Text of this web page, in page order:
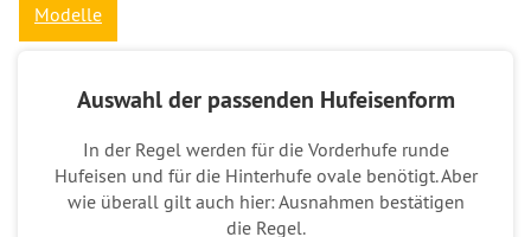
Modelle
Auswahl der passenden Hufeisenform
In der Regel werden für die Vorderhufe runde
Hufeisen und für die Hinterhufe ovale benötigt. Aber
wie überall gilt auch hier: Ausnahmen bestätigen
die Regel.